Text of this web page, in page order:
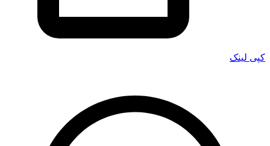
کپی لینک